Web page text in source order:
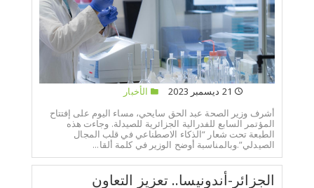
الأخبار
أشرف وزير الصحة عبد الحق سايحي، مساء اليوم على إفتتاح
المؤتمر السابع للفدرالية الجزائرية للصيدلة. وجاءت هذه
الطبعة تحت شعار “الذكاء الاصطناعي في قلب المجال
الصيدلي”.وبالمناسبة أوضح الوزير في كلمة ألقا...
الجزائر-أندونيسا.. تعزيز التعاون